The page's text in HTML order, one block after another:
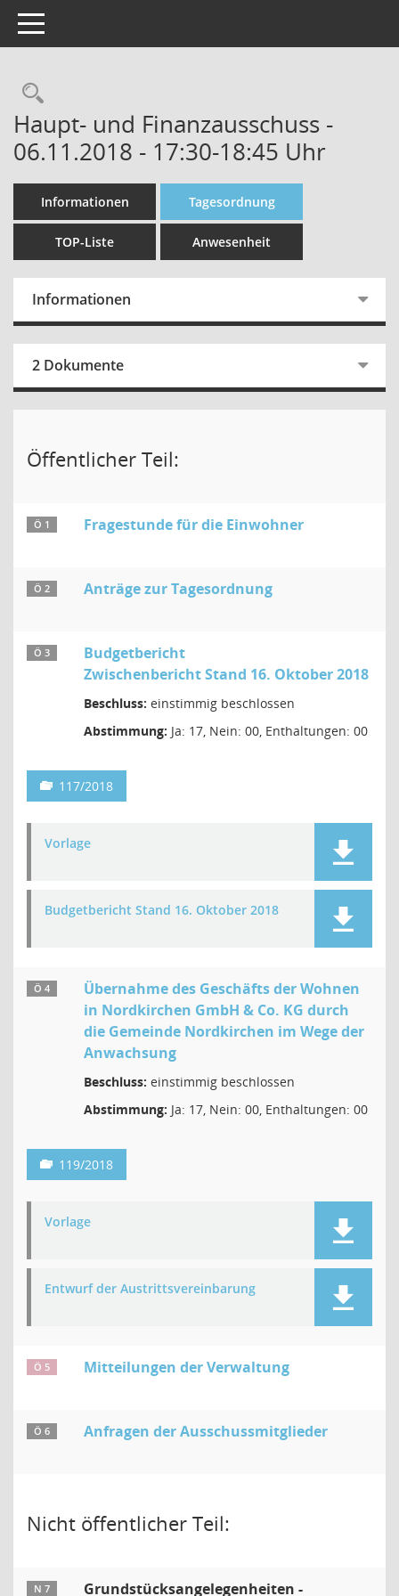
Toggle navigation
Rechercheauswahl
Haupt- und Finanzausschuss -
06.11.2018 - 17:30-18:45 Uhr
Informationen Tagesordnung
TOP-Liste Anwesenheit
Informationen
2 Dokumente
Öffentlicher Teil:
Ö 1 Fragestunde für die Einwohner
Ö 2 Anträge zur Tagesordnung
Ö 3
Budgetbericht
Zwischenbericht Stand 16. Oktober 2018
Beschluss: einstimmig beschlossen
Abstimmung: Ja: 17, Nein: 00, Enthaltungen: 00
117/2018
Vorlage
Budgetbericht Stand 16. Oktober 2018
Ö 4
Übernahme des Geschäfts der Wohnen
in Nordkirchen GmbH & Co. KG durch
die Gemeinde Nordkirchen im Wege der
Anwachsung
Beschluss: einstimmig beschlossen
Abstimmung: Ja: 17, Nein: 00, Enthaltungen: 00
119/2018
Vorlage
Entwurf der Austrittsvereinbarung
Ö 5 Mitteilungen der Verwaltung
Ö 6 Anfragen der Ausschussmitglieder
Nicht öffentlicher Teil:
N 7 Grundstücksangelegenheiten -